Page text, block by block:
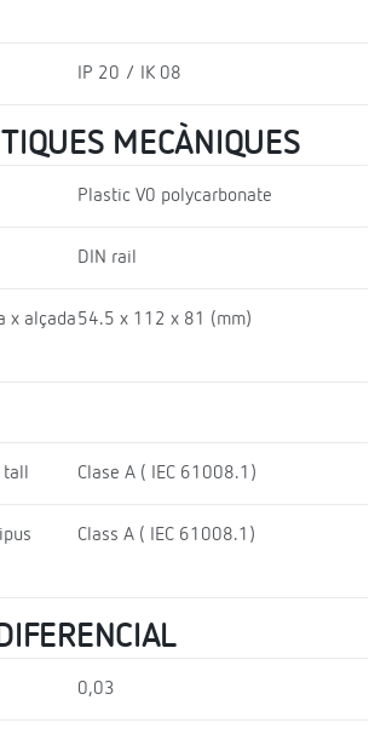
IP 20 / IK 08
MECÀNIQUES
Plastic V0 polycarbonate
DIN rail
x alçada54.5 x 112 x 81 (mm)
Clase A ( IEC 61008.1)
Class A ( IEC 61008.1)
0,03